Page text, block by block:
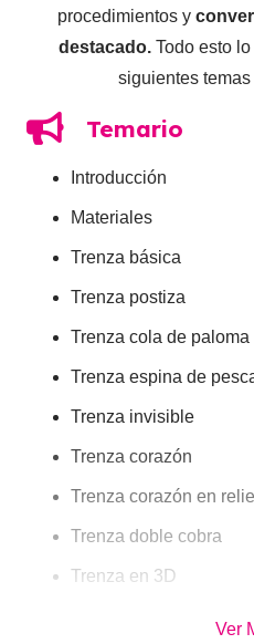
procedimientos y
destacado.Todo esto lo
siguientes
Temario
Introducción
Materiales
Trenza básica
Trenza postiza
Trenza cola de paloma
Trenza espina de
Trenza invisible
Trenza corazón
Trenza corazón en
Trenza doble cobra
Trenza en 3D
Ver